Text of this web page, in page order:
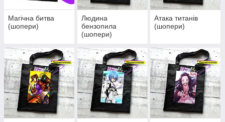
Магічна битва
(шопери)
Людина
бензопила
(шопери)
Атака титанів
(шопери)